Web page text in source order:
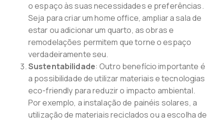
o espaço às suas necessidades e preferências.
Seja para criar um home office, ampliar a sala de
estar ou adicionar um quarto, as obras e
remodelações permitem que torne o espaço
verdadeiramente seu.
Sustentabilidade: Outro benefício importante é
a possibilidade de utilizar materiais e tecnologias
eco-friendly para reduzir o impacto ambiental.
Por exemplo, a instalação de painéis solares, a
utilização de materiais reciclados ou a escolha de